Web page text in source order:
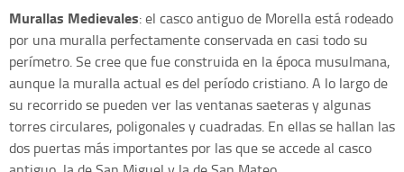
Murallas Medievales: el casco antiguo de Morella está rodeado
por una muralla perfectamente conservada en casi todo su
perímetro. Se cree que fue construida en la época musulmana,
aunque la muralla actual es del período cristiano. A lo largo de
su recorrido se pueden ver las ventanas saeteras y algunas
torres circulares, poligonales y cuadradas. En ellas se hallan las
dos puertas más importantes por las que se accede al casco